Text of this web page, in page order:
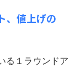
、値上げの
る１ラウンドア